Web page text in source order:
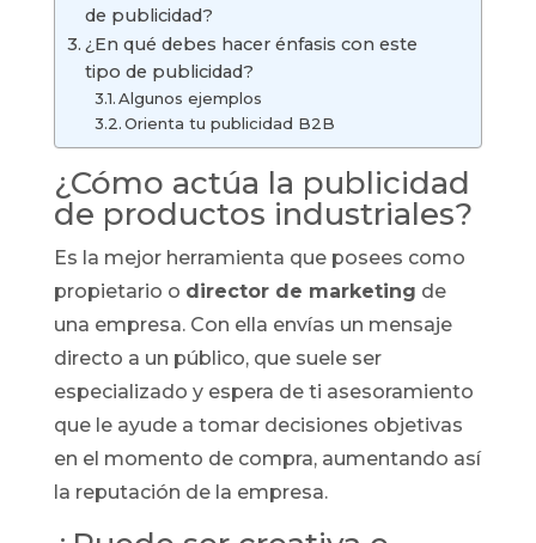
de publicidad?
¿En qué debes hacer énfasis con este
tipo de publicidad?
Algunos ejemplos
Orienta tu publicidad B2B
¿Cómo actúa la publicidad
de productos industriales?
Es la mejor herramienta que posees como
propietario o director de marketing de
una empresa. Con ella envías un mensaje
directo a un público, que suele ser
especializado y espera de ti asesoramiento
que le ayude a tomar decisiones objetivas
en el momento de compra, aumentando así
la reputación de la empresa.